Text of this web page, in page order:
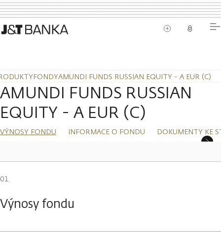
FONDYAMUNDI FUNDS RUSSIAN EQUITY - A EUR (C)
AMUNDI FUNDS RUSSIAN
EQUITY - A EUR (C)
VÝNOSY FONDU INFORMACE O FONDU DOKUMENTY KE
Výnosy fondu